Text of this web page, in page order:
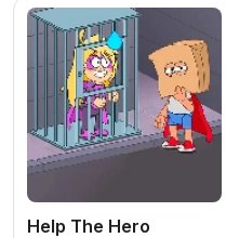
Help The Hero